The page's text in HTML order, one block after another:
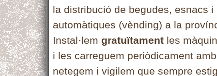
la distribució de begudes, esnacs
automàtiques (vènding) a la
Instal·lem gratuïtament les
i les carreguem periòdicament
netegem i vigilem que sempre